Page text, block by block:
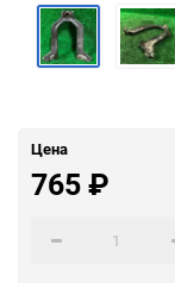
Цена
765₽